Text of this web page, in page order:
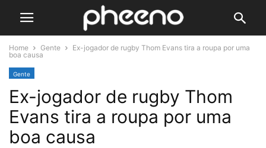
Home Gente
Ex-jogador de rugby Thom Evans tira a roupa por uma
boa causa
Gente
Ex-jogador de rugby Thom
Evans tira a roupa por uma
boa causa